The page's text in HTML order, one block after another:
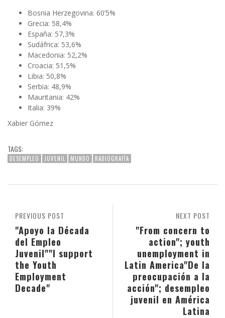
Bosnia Herzegovina: 60’5%
Grecia: 58,4%
España: 57,3%
Sudáfrica: 53,6%
Macedonia: 52,2%
Croacia: 51,5%
Libia: 50,8%
Serbia: 48,9%
Mauritania: 42%
Italia: 39%
Xabier Gómez
TAGS:
DESEMPLEO JUVENIL MUNDO RADIOGRAFÍA
NEXT POST
"From concern to
action"; youth
unemployment in
Latin America"De la
preocupación a la
acción"; desempleo
juvenil en América
Latina
PREVIOUS POST
"Apoyo la Década
del Empleo
Juvenil""I support
the Youth
Employment
Decade"